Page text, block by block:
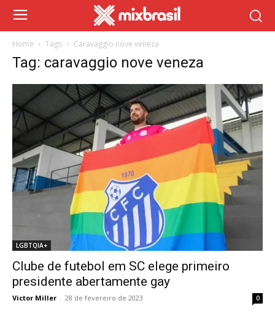
Home Tags Caravaggio nove veneza
Tag: caravaggio nove veneza
LGBTQIA+
Clube de futebol em SC elege primeiro
presidente abertamente gay
Victor Miller - 28 de fevereiro de 2023 0